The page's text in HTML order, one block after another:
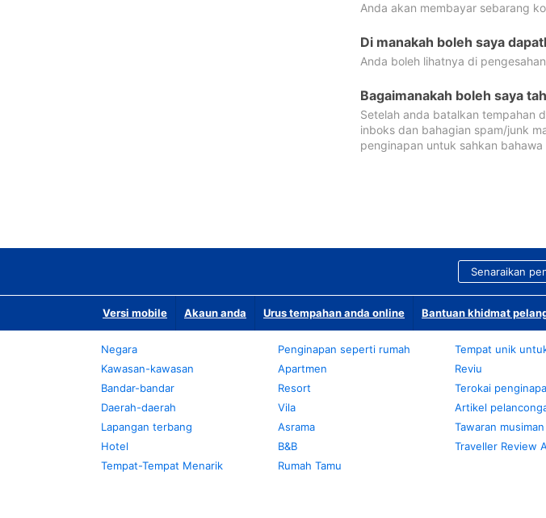
Anda akan membayar sebarang
Di manakah boleh saya
Anda boleh lihatnya di
Bagaimanakah boleh saya
Setelah anda batalkan tempahan
inboks dan bahagian spam/junk
penginapan untuk sahkan
Senaraikan
Versi mobile Akaun anda Urus tempahan anda online Bantuan khidmat
Negara
Kawasan-kawasan
Bandar-bandar
Daerah-daerah
Lapangan terbang
Hotel
Tempat-Tempat Menarik
Penginapan seperti rumah
Apartmen
Resort
Vila
Asrama
B&B
Rumah Tamu
Tempat unik
Reviu
Terokai
Artikel
Tawaran
Traveller Review